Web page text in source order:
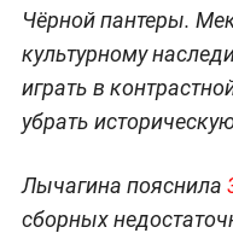
Чёрной пантеры.
культурному
играть в
убрать
Лычагина пояснила
сборных